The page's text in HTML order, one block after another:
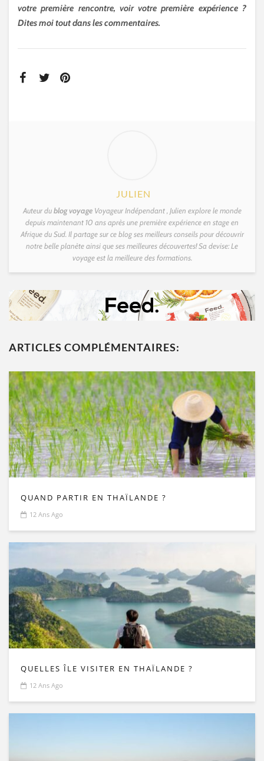
votre première rencontre, voir votre première expérience ?
Dites moi tout dans les commentaires.
JULIEN
Auteur dublog voyageVoyageur Indépendant , Julien explore le monde
depuis maintenant 10 ans après une première expérience en stage en
Afrique du Sud. Il partage sur ce blog ses meilleurs conseils pour découvrir
notre belle planète ainsi que ses meilleures découvertes! Sa devise: Le
voyage est la meilleure des formations.
ARTICLES COMPLÉMENTAIRES:
QUAND PARTIR EN THAÏLANDE ?
12 Ans Ago
QUELLES ÎLE VISITER EN THAÏLANDE ?
12 Ans Ago